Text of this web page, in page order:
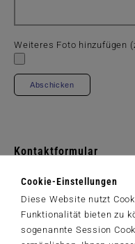
Cookie-Einstellungen
Diese Website nutzt
Funktionalität bieten zu
sogenannte Session
Pflichtfeld
Weiteres Foto hinzufügen
Abschicken
Kontaktformular